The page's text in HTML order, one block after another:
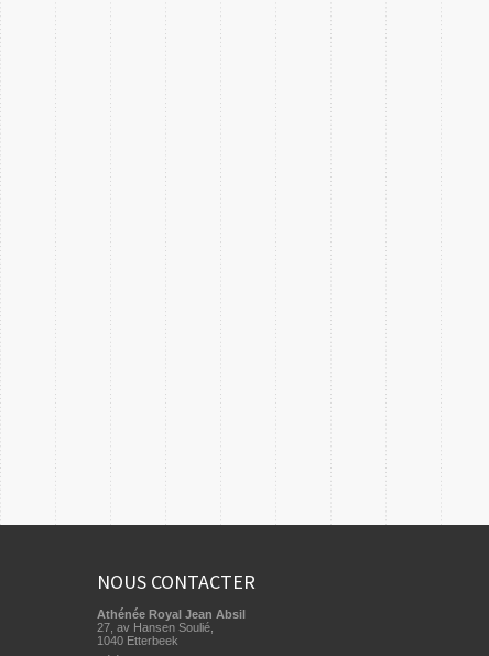
NOUS CONTACTER
Athénée Royal Jean Absil
27, av Hansen Soulié,
1040 Etterbeek